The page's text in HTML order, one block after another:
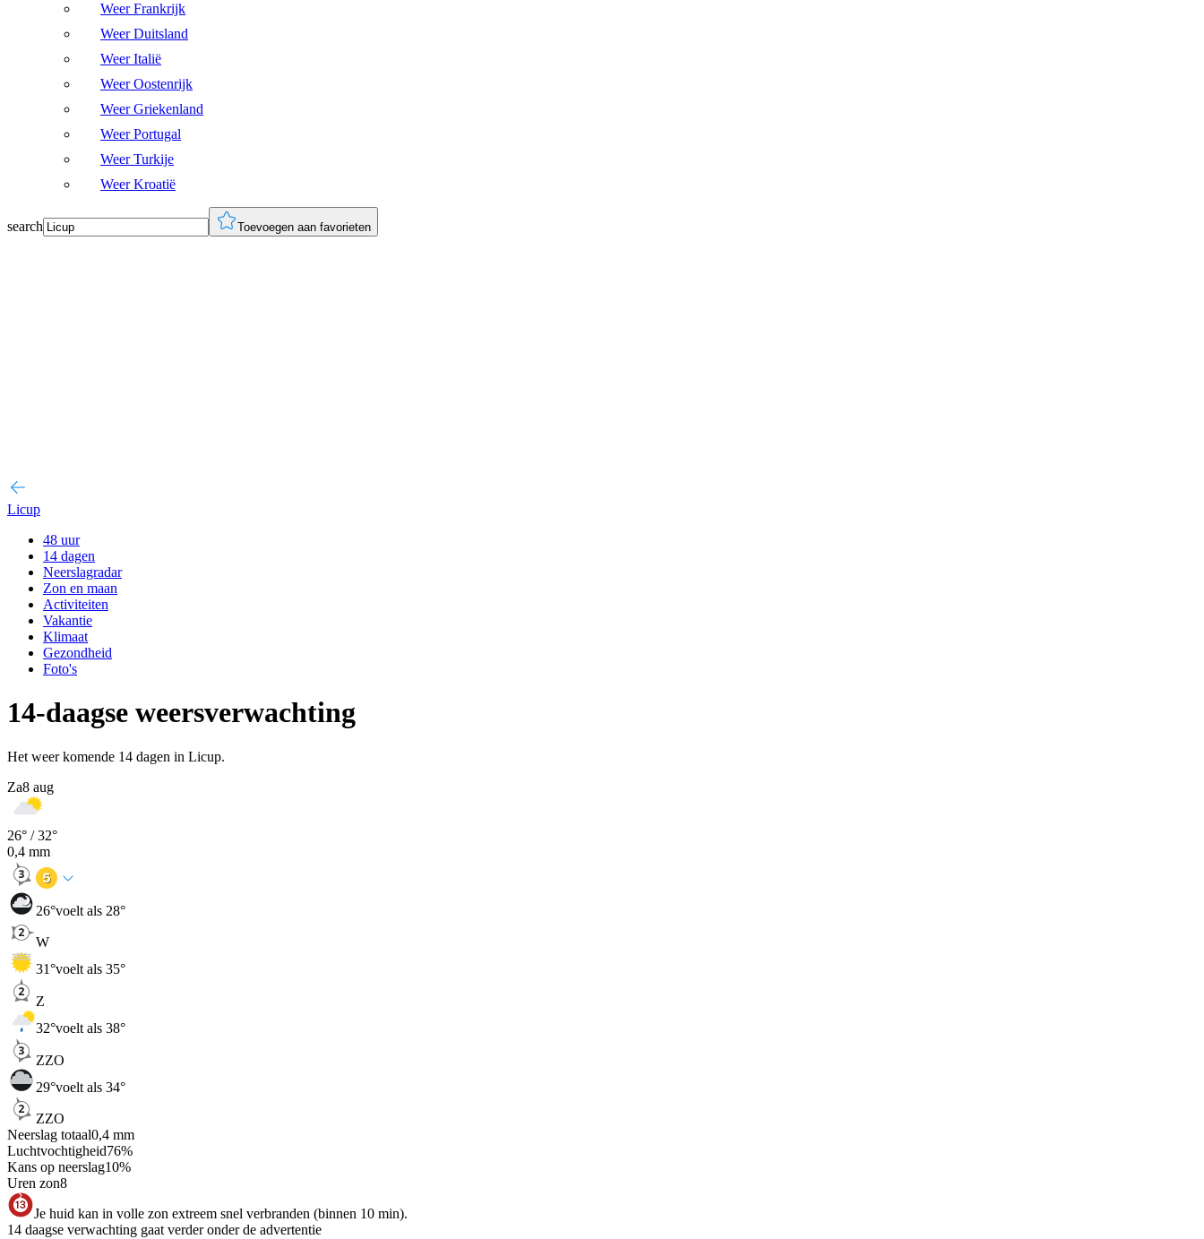
Weer Frankrijk
Weer Duitsland
Weer Italië
Weer Oostenrijk
Weer Griekenland
Weer Portugal
Weer Turkije
Weer Kroatië
search Toevoegen aan favorieten
Licup
48 uur
14 dagen
Neerslagradar
Zon en maan
Activiteiten
Vakantie
Klimaat
Gezondheid
Foto's
14-daagse weersverwachting
Het weer komende 14 dagen in Licup.
Za8 aug
26° /32°
0,4 mm
26°voelt als 28°
W
31°voelt als 35°
Z
32°voelt als 38°
ZZO
29°voelt als 34°
ZZO
Neerslag totaal0,4 mm
Luchtvochtigheid76%
Kans op neerslag10%
Uren zon8
Je huid kan in volle zon extreem snel verbranden (binnen 10 min).
14 daagse verwachting gaat verder onder de advertentie